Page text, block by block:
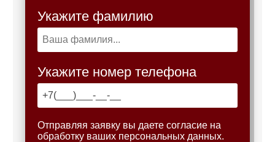
Укажите фамилию
Укажите номер телефона
Отправляя заявку вы даете согласие на
обработку ваших персональных данных.